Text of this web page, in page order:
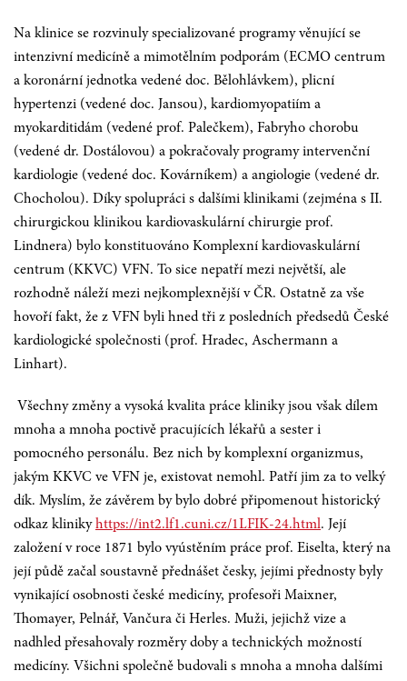
Na klinice se rozvinuly specializované programy věnující se
intenzivní medicíně a mimotělním podporám (ECMO centrum
a koronární jednotka vedené doc. Bělohlávkem), plicní
hypertenzi (vedené doc. Jansou), kardiomyopatiím a
myokarditidám (vedené prof. Palečkem), Fabryho chorobu
(vedené dr. Dostálovou) a pokračovaly programy intervenční
kardiologie (vedené doc. Kovárníkem) a angiologie (vedené dr.
Chocholou). Díky spolupráci s dalšími klinikami (zejména s II.
chirurgickou klinikou kardiovaskulární chirurgie prof.
Lindnera) bylo konstituováno Komplexní kardiovaskulární
centrum (KKVC) VFN. To sice nepatří mezi největší, ale
rozhodně náleží mezi nejkomplexnější v ČR. Ostatně za vše
hovoří fakt, že z VFN byli hned tři z posledních předsedů České
kardiologické společnosti (prof. Hradec, Aschermann a
Linhart).
Všechny změny a vysoká kvalita práce kliniky jsou však dílem
mnoha a mnoha poctivě pracujících lékařů a sester i
pomocného personálu. Bez nich by komplexní organizmus,
jakým KKVC ve VFN je, existovat nemohl. Patří jim za to velký
dík. Myslím, že závěrem by bylo dobré připomenout historický
odkaz klinikyhttps://int2.lf1.cuni.cz/1LFIK-24.html. Její
založení v roce 1871 bylo vyústěním práce prof. Eiselta, který na
její půdě začal soustavně přednášet česky, jejími přednosty byly
vynikající osobnosti české medicíny, profesoři Maixner,
Thomayer, Pelnář, Vančura či Herles. Muži, jejichž vize a
nadhled přesahovaly rozměry doby a technických možností
medicíny. Všichni společně budovali s mnoha a mnoha dalšími